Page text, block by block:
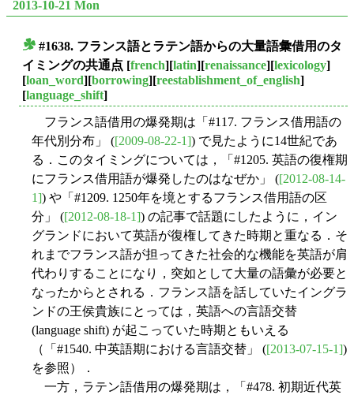
2013-10-21 Mon
#1638. フランス語とラテン語からの大量語彙借用のタ
イミングの共通点 [french][latin][renaissance][lexicology]
[loan_word][borrowing][reestablishment_of_english]
[language_shift]
フランス語借用の爆発期は「#117. フランス借用語の
年代別分布」 ([2009-08-22-1]) で見たように14世紀であ
る．このタイミングについては，「#1205. 英語の復権期
にフランス借用語が爆発したのはなぜか」 ([2012-08-14-
1]) や「#1209. 1250年を境とするフランス借用語の区
分」 ([2012-08-18-1]) の記事で話題にしたように，イン
グランドにおいて英語が復権してきた時期と重なる．そ
れまでフランス語が担ってきた社会的な機能を英語が肩
代わりすることになり，突如として大量の語彙が必要と
なったからとされる．フランス語を話していたイングラ
ンドの王侯貴族にとっては，英語への言語交替
(language shift) が起こっていた時期ともいえる
（「#1540. 中英語期における言語交替」 ([2013-07-15-1])
を参照）．
一方，ラテン語借用の爆発期は，「#478. 初期近代英